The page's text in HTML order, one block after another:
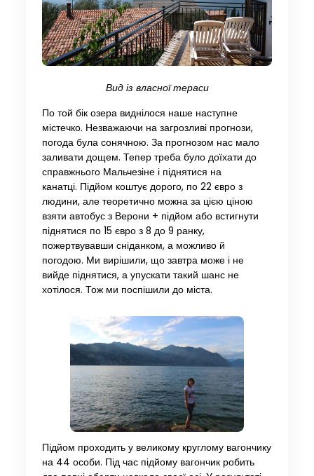
Вид із власної тераси
По той бік озера виднілося наше наступне
містечко. Незважаючи на загрозливі прогнози,
погода була сонячною. За прогнозом нас мало
заливати дощем. Тепер треба було доїхати до
справжнього Мальчезіне і піднятися на
канатці. Підйом коштує дорого, по 22 євро з
людини, але теоретично можна за цією ціною
взяти автобус з Верони + підйом або встигнути
піднятися по 15 євро з 8 до 9 ранку,
пожертвувавши сніданком, а можливо й
погодою. Ми вирішили, що завтра може і не
вийде піднятися, а упускати такий шанс не
хотілося. Тож ми поспішили до міста.
Підйом проходить у великому круглому вагончику
на 44 особи. Під час підйому вагончик робить